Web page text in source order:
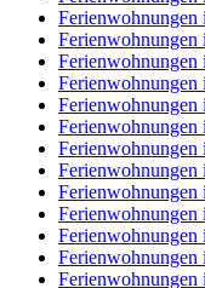
Ferienwohnungen
Ferienwohnungen
Ferienwohnungen
Ferienwohnungen
Ferienwohnungen
Ferienwohnungen
Ferienwohnungen
Ferienwohnungen
Ferienwohnungen
Ferienwohnungen